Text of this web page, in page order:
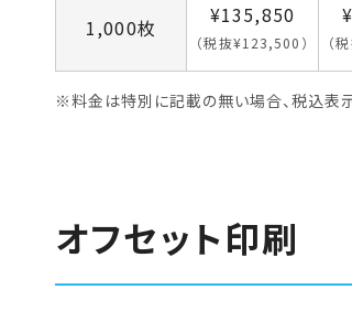
1,000枚 ¥135,850
（税抜¥123,500） （
※料金は特別に記載の無い場合、税込表示
オフセット印刷